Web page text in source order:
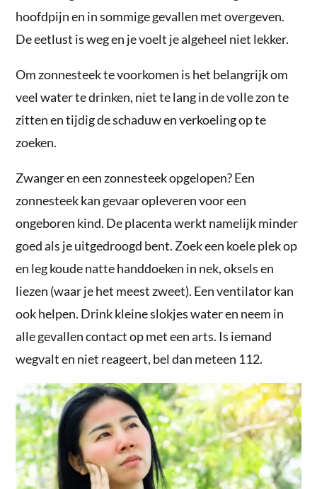
hoofdpijn en in sommige gevallen met overgeven.
De eetlust is weg en je voelt je algeheel niet lekker.
Om zonnesteek te voorkomen is het belangrijk om
veel water te drinken, niet te lang in de volle zon te
zitten en tijdig de schaduw en verkoeling op te
zoeken.
Zwanger en een zonnesteek opgelopen? Een
zonnesteek kan gevaar opleveren voor een
ongeboren kind. De placenta werkt namelijk minder
goed als je uitgedroogd bent. Zoek een koele plek op
en leg koude natte handdoeken in nek, oksels en
liezen (waar je het meest zweet). Een ventilator kan
ook helpen. Drink kleine slokjes water en neem in
alle gevallen contact op met een arts. Is iemand
wegvalt en niet reageert, bel dan meteen 112.